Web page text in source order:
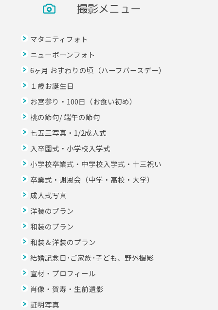
撮影メニュー
マタニティフォト
ニューボーンフォト
6ヶ月 おすわりの頃（ハーフバースデー）
１歳お誕生日
お宮参り・100日（お食い初め）
桃の節句/ 端午の節句
七五三写真・1/2成人式
入卒園式・小学校入学式
小学校卒業式・中学校入学式・十三祝い
卒業式・謝恩会（中学・高校・大学）
成人式写真
洋装のプラン
和装のプラン
和装＆洋装のプラン
結婚記念日･ご家族･子ども、野外撮影
宣材・プロフィール
肖像・賀寿・生前遺影
証明写真